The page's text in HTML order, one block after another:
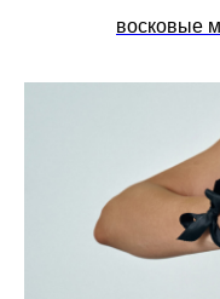
восковые